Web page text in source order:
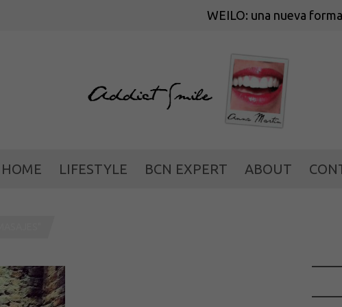
WEILO: una nueva forma de
HOME LIFESTYLE BCN EXPERT ABOUT